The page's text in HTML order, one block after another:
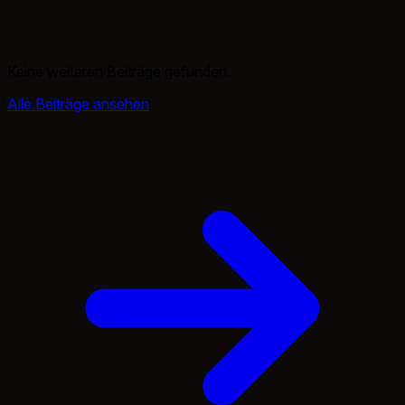
Alle Beiträge ansehen